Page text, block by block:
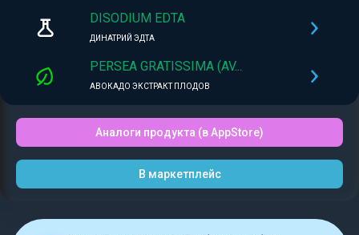
DISODIUM EDTA
ДИНАТРИЙ ЭДТА
PERSEA GRATISSIMA (AV...
АВОКАДО ЭКСТРАКТ ПЛОДОВ
Аналоги продукта (в AppStore)
В маркетплейс